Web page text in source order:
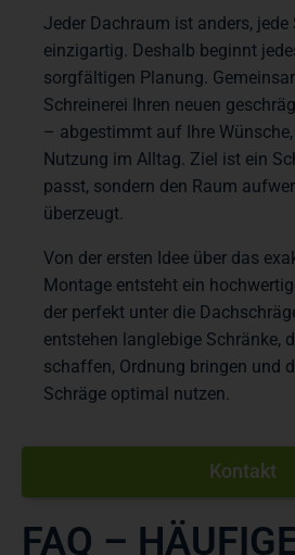
Jeder Dachraum ist anders, jede
einzigartig. Deshalb beginnt
sorgfältigen Planung.
Schreinerei Ihren neuen
– abgestimmt auf Ihre
Nutzung im Alltag. Ziel ist ein
passt, sondern den Raum
überzeugt.
Von der ersten Idee über das
Montage entsteht ein
der perfekt unter die
entstehen langlebige Schränke,
schaffen, Ordnung bringen und
Schräge optimal nutzen.
Kontakt
FAQ –